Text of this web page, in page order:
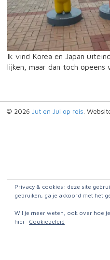
Ik vind Korea en Japan
lijken, maar dan toch opeens
© 2026 Jut en Jul op reis .
Privacy & cookies: deze site
gebruiken, ga je akkoord met het
Wil je meer weten, ook over hoe
hier: Cookiebeleid